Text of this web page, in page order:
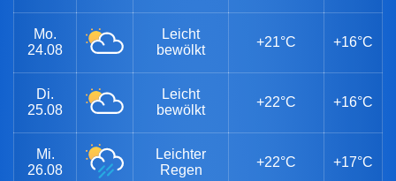
Mo.
24.08
Leicht
bewölkt
+21°C +16°C
Di.
25.08
Leicht
bewölkt
+22°C +16°C
Mi.
26.08
Leichter
Regen
+22°C +17°C